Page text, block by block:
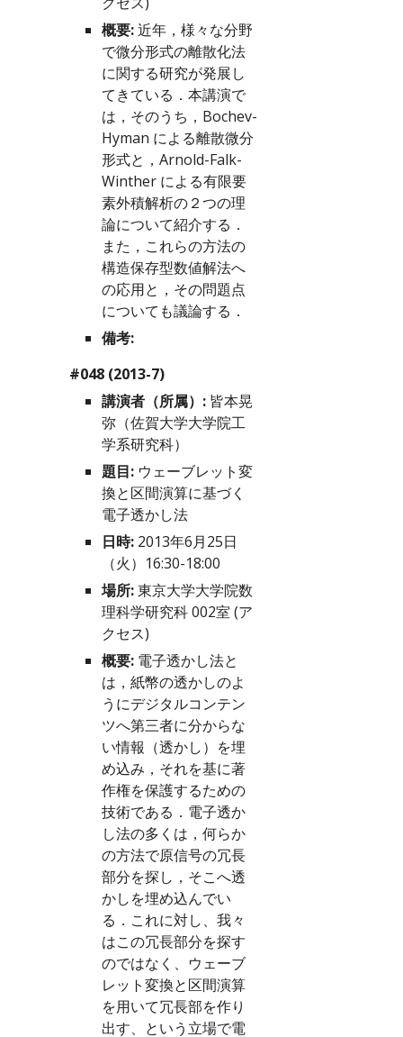
概要: 近年，様々な分野
で微分形式の離散化法
に関する研究が発展し
てきている．本講演で
は，そのうち，Bochev-
Hyman による離散微分
形式と，Arnold-Falk-
Winther による有限要
素外積解析の２つの理
論について紹介する．
また，これらの方法の
構造保存型数値解法へ
の応用と，その問題点
についても議論する．
備考:
#048 (2013-7)
講演者（所属）: 皆本晃
弥（佐賀大学大学院工
学系研究科）
題目: ウェーブレット変
換と区間演算に基づく
電子透かし法
日時: 2013年6月25日
（火）16:30-18:00
場所: 東京大学大学院数
理科学研究科 002室 (ア
クセス)
概要: 電子透かし法と
は，紙幣の透かしのよ
うにデジタルコンテン
ツへ第三者に分からな
い情報（透かし）を埋
め込み，それを基に著
作権を保護するための
技術である．電子透か
し法の多くは，何らか
の方法で原信号の冗長
部分を探し，そこへ透
かしを埋め込んでい
る．これに対し、我々
はこの冗長部分を探す
のではなく、ウェーブ
レット変換と区間演算
を用いて冗長部を作り
出す、という立場で電